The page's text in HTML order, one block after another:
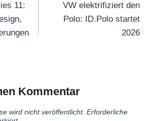
11:
VW elektrifiziert den
Polo: ID.Polo startet
2026
Kommentar
wird nicht veröffentlicht. Erforderliche